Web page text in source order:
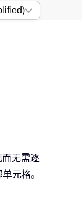
无需逐
元格。